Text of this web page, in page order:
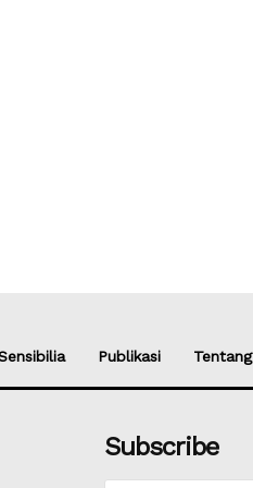
Publikasi Tentang
Subscribe